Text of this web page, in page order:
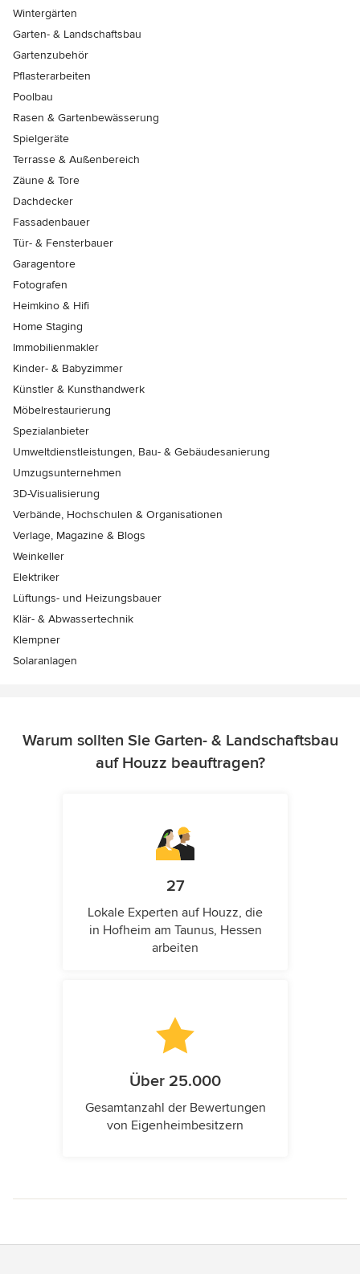
Wintergärten
Garten- & Landschaftsbau
Gartenzubehör
Pflasterarbeiten
Poolbau
Rasen & Gartenbewässerung
Spielgeräte
Terrasse & Außenbereich
Zäune & Tore
Dachdecker
Fassadenbauer
Tür- & Fensterbauer
Garagentore
Fotografen
Heimkino & Hifi
Home Staging
Immobilienmakler
Kinder- & Babyzimmer
Künstler & Kunsthandwerk
Möbelrestaurierung
Spezialanbieter
Umweltdienstleistungen, Bau- & Gebäudesanierung
Umzugsunternehmen
3D-Visualisierung
Verbände, Hochschulen & Organisationen
Verlage, Magazine & Blogs
Weinkeller
Elektriker
Lüftungs- und Heizungsbauer
Klär- & Abwassertechnik
Klempner
Solaranlagen
Warum sollten Sie Garten- & Landschaftsbau
auf Houzz beauftragen?
27
Lokale Experten auf Houzz, die
in Hofheim am Taunus, Hessen
arbeiten
Über 25.000
Gesamtanzahl der Bewertungen
von Eigenheimbesitzern